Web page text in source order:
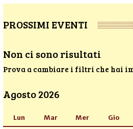
PROSSIMI EVENTI
Non ci sono risultati
Prova a cambiare i filtri che hai
Agosto 2026
Lun Mar Mer Gio